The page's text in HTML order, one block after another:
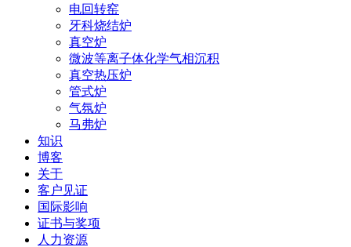
电回转窑
牙科烧结炉
真空炉
微波等离子体化学气相沉积
真空热压炉
管式炉
气氛炉
马弗炉
知识
博客
关于
客户见证
国际影响
证书与奖项
人力资源